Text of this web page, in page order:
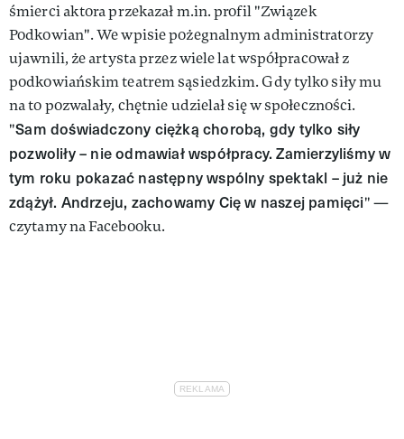
śmierci aktora przekazał m.in. profil "Związek
Podkowian". We wpisie pożegnalnym administratorzy
ujawnili, że artysta przez wiele lat współpracował z
podkowiańskim teatrem sąsiedzkim. Gdy tylko siły mu
na to pozwalały, chętnie udzielał się w społeczności.
"Sam doświadczony ciężką chorobą, gdy tylko siły
pozwoliły – nie odmawiał współpracy. Zamierzyliśmy w
tym roku pokazać następny wspólny spektakl – już nie
zdążył. Andrzeju, zachowamy Cię w naszej pamięci" —
czytamy na Facebooku.